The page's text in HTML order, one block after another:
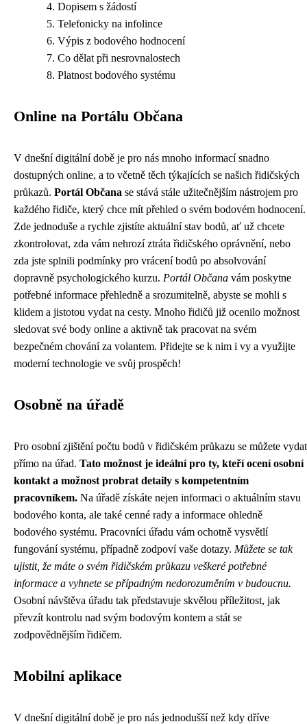
Dopisem s žádostí
Telefonicky na infolince
Výpis z bodového hodnocení
Co dělat při nesrovnalostech
Platnost bodového systému
Online na Portálu Občana
V dnešní digitální době je pro nás mnoho informací snadno
dostupných online, a to včetně těch týkajících se našich řidičských
průkazů. Portál Občana se stává stále užitečnějším nástrojem pro
každého řidiče, který chce mít přehled o svém bodovém hodnocení.
Zde jednoduše a rychle zjistíte aktuální stav bodů, ať už chcete
zkontrolovat, zda vám nehrozí ztráta řidičského oprávnění, nebo
zda jste splnili podmínky pro vrácení bodů po absolvování
dopravně psychologického kurzu. Portál Občana vám poskytne
potřebné informace přehledně a srozumitelně, abyste se mohli s
klidem a jistotou vydat na cesty. Mnoho řidičů již ocenilo možnost
sledovat své body online a aktivně tak pracovat na svém
bezpečném chování za volantem. Přidejte se k nim i vy a využijte
moderní technologie ve svůj prospěch!
Osobně na úřadě
Pro osobní zjištění počtu bodů v řidičském průkazu se můžete vydat
přímo na úřad. Tato možnost je ideální pro ty, kteří ocení osobní
kontakt a možnost probrat detaily s kompetentním
pracovníkem. Na úřadě získáte nejen informaci o aktuálním stavu
bodového konta, ale také cenné rady a informace ohledně
bodového systému. Pracovníci úřadu vám ochotně vysvětlí
fungování systému, případně zodpoví vaše dotazy. Můžete se tak
ujistit, že máte o svém řidičském průkazu veškeré potřebné
informace a vyhnete se případným nedorozuměním v budoucnu.
Osobní návštěva úřadu tak představuje skvělou příležitost, jak
převzít kontrolu nad svým bodovým kontem a stát se
zodpovědnějším řidičem.
Mobilní aplikace
V dnešní digitální době je pro nás jednodušší než kdy dříve